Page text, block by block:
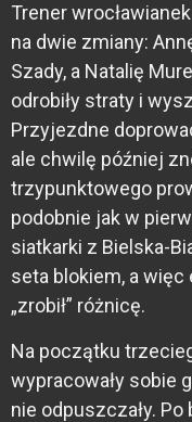
Trener
na dwie zmiany:
Szady, a Natalię
odrobiły straty i
Przyjezdne
ale chwilę później
trzypunktowego
podobnie jak w
siatkarki z Bielska-
seta blokiem, a
„zrobił” różnicę.
Na początku
wypracowały sobie
nie odpuszczały.